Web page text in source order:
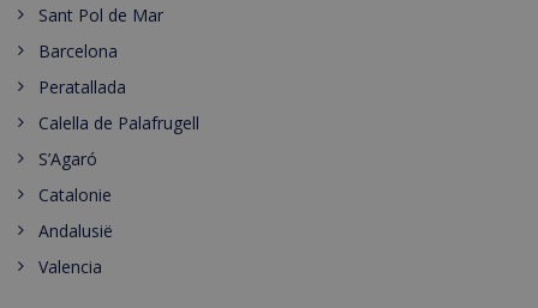
Sant Pol de Mar
Barcelona
Peratallada
Calella de Palafrugell
S’Agaró
Catalonie
Andalusië
Valencia